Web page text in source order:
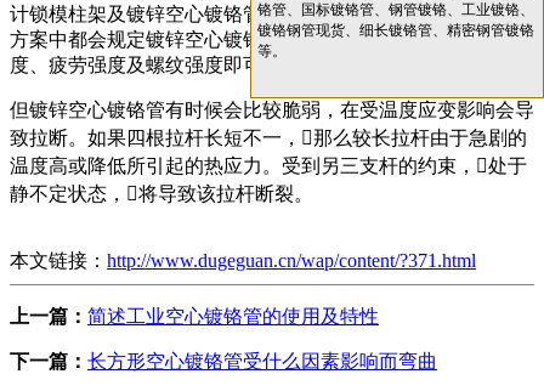
计锁模柱架及镀锌空心镀铬管之前，一般在规格表参数或总体
方案中都会规定镀锌空心镀铬管的直径，所以只需校核其强
度、疲劳强度及螺纹强度即可。
但镀锌空心镀铬管有时候会比较脆弱，在受温度应变影响会导
致拉断。如果四根拉杆长短不一，那么较长拉杆由于急剧的
温度高或降低所引起的热应力。受到另三支杆的约束，处于
静不定状态，将导致该拉杆断裂。
本文链接： http://www.dugeguan.cn/wap/content/?371.html
上一篇： 简述工业空心镀铬管的使用及特性
下一篇： 长方形空心镀铬管受什么因素影响而弯曲
铬管、国标镀铬管、钢管镀铬、工业镀铬、
镀铬钢管现货、细长镀铬管、精密钢管镀铬
等。